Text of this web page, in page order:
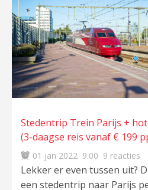
je je treinreis. Je krijgt het
jaar door 10% korting tijdens
daluren, het weekend en op
nationale feestdagen.
Gebruikers betalen geen
transactiekosten (bij de NS-
automaat kost dat €1) en
ov-kaart of reisgezelschap
Direct na aankoop verschijnt
e-ticket in de app” laat het
weten. Met Gaiyo open je de
toegangspoorten (indien
Stedentrip Trein Parijs +
(3-daagse reis vanaf € 199
01 jan 2022 9:00 9 reacties
Lekker er even tussen uit?
een stedentrip naar Parijs